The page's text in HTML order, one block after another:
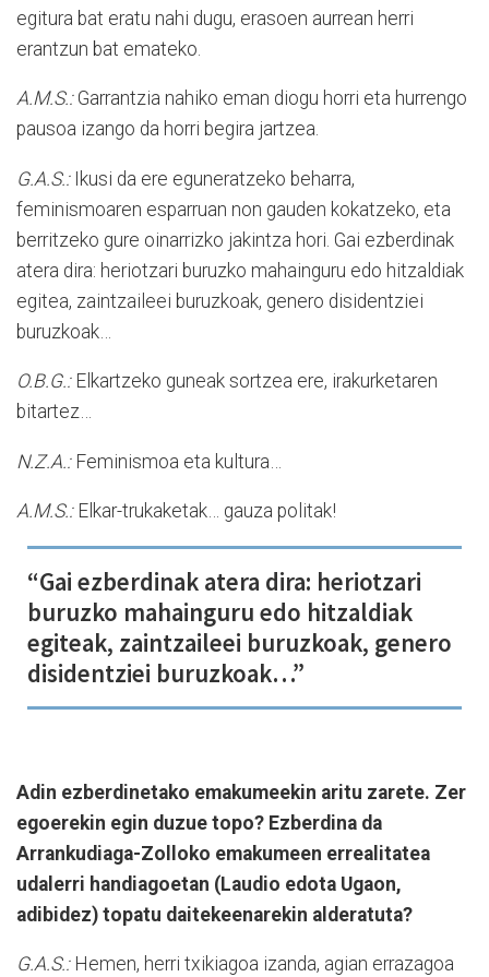
egitura bat eratu nahi dugu, erasoen aurrean herri
erantzun bat emateko.
A.M.S.:Garrantzia nahiko eman diogu horri eta hurrengo
pausoa izango da horri begira jartzea.
G.A.S.:Ikusi da ere eguneratzeko beharra,
feminismoaren esparruan non gauden kokatzeko, eta
berritzeko gure oinarrizko jakintza hori. Gai ezberdinak
atera dira: heriotzari buruzko mahainguru edo hitzaldiak
egitea, zaintzaileei buruzkoak, genero disidentziei
buruzkoak…
O.B.G.:Elkartzeko guneak sortzea ere, irakurketaren
bitartez…
N.Z.A.:Feminismoa eta kultura…
A.M.S.:Elkar-trukaketak… gauza politak!
“Gai ezberdinak atera dira: heriotzari
buruzko mahainguru edo hitzaldiak
egiteak, zaintzaileei buruzkoak, genero
disidentziei buruzkoak…”
Adin ezberdinetako emakumeekin aritu zarete. Zer
egoerekin egin duzue topo? Ezberdina da
Arrankudiaga-Zolloko emakumeen errealitatea
udalerri handiagoetan (Laudio edota Ugaon,
adibidez) topatu daitekeenarekin alderatuta?
G.A.S.:Hemen, herri txikiagoa izanda, agian errazagoa